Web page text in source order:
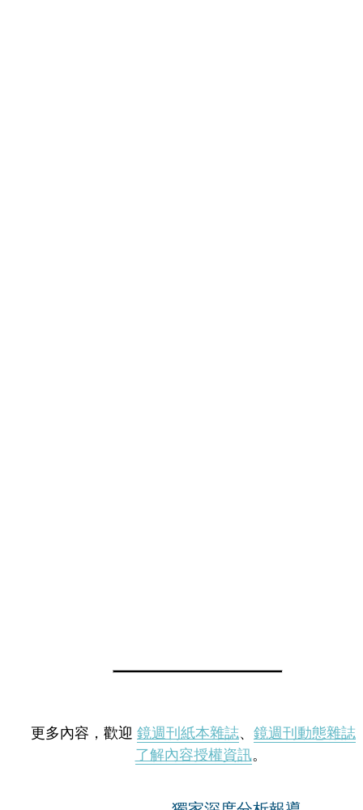
更多內容，歡迎 鏡週刊紙本雜誌、 鏡週刊動態雜誌
了解內容授權資訊。